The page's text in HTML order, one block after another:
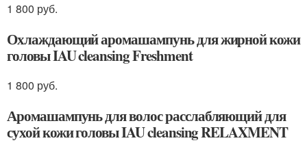
1 800 руб.
Охлаждающий аромашампунь для жирной кожи
головы IAU cleansing Freshment
1 800 руб.
Аромашампунь для волос расслабляющий для
сухой кожи головы IAU cleansing RELAXMENT